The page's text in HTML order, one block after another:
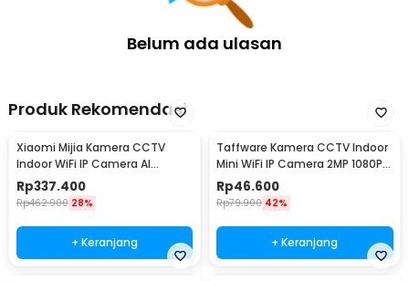
Belum ada ulasan
Produk Rekomendasi
Xiaomi Mijia Kamera CCTV
Indoor WiFi IP Camera AI
Detection 3MP 2K - MJSXJ03HL
Rp337.400
Rp462.900 28%
+ Keranjang
Taffware Kamera CCTV Indoor
Mini WiFi IP Camera 2MP 1080P -
A9
Rp46.600
Rp79.900 42%
+ Keranjang